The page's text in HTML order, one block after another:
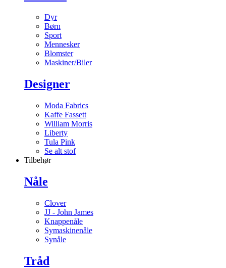
Dyr
Børn
Sport
Mennesker
Blomster
Maskiner/Biler
Designer
Moda Fabrics
Kaffe Fassett
William Morris
Liberty
Tula Pink
Se alt stof
Tilbehør
Nåle
Clover
JJ - John James
Knappenåle
Symaskinenåle
Synåle
Tråd